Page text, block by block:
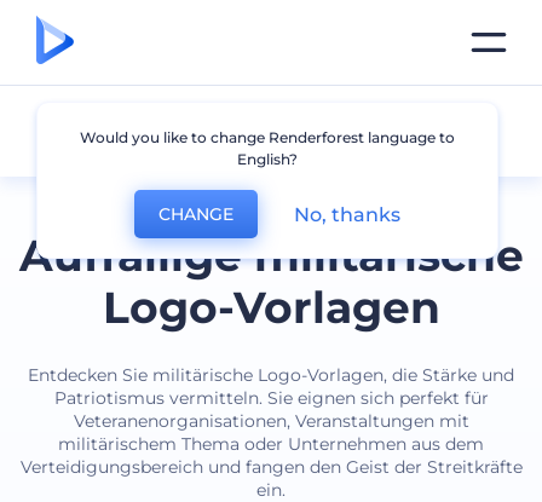
Auffällige militärische
Logo-Vorlagen
Entdecken Sie militärische Logo-Vorlagen, die Stärke und
Patriotismus vermitteln. Sie eignen sich perfekt für
Veteranenorganisationen, Veranstaltungen mit
militärischem Thema oder Unternehmen aus dem
Verteidigungsbereich und fangen den Geist der Streitkräfte
ein.
Militär
Would you like to change Renderforest language to
English?
CHANGE No, thanks